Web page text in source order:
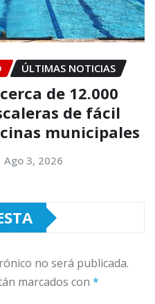
ÚLTIMAS NOTICIAS
de 12.000
de fácil
municipales
Ago 3, 2026
no será publicada.
marcados con *